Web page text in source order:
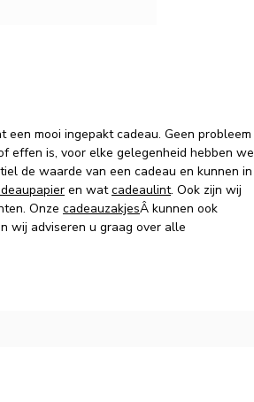
mooi ingepakt cadeau. Geen probleem
effen is, voor elke gelegenheid hebben we
de waarde van een cadeau en kunnen in
en watcadeaulint. Ook zijn wij
Onze cadeauzakjesÂ kunnen ook
wij adviseren u graag over alle